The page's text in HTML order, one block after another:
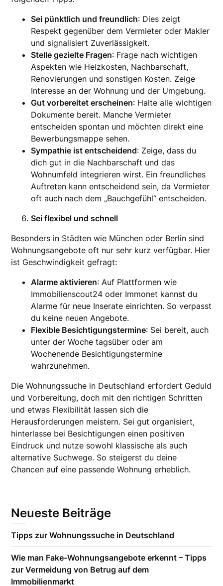
Sei pünktlich und freundlich: Dies zeigt
Respekt gegenüber dem Vermieter oder Makler
und signalisiert Zuverlässigkeit.
Stelle gezielte Fragen: Frage nach wichtigen
Aspekten wie Heizkosten, Nachbarschaft,
Renovierungen und sonstigen Kosten. Zeige
Interesse an der Wohnung und der Umgebung.
Gut vorbereitet erscheinen: Halte alle wichtigen
Dokumente bereit. Manche Vermieter
entscheiden spontan und möchten direkt eine
Bewerbungsmappe sehen.
Sympathie ist entscheidend: Zeige, dass du
dich gut in die Nachbarschaft und das
Wohnumfeld integrieren wirst. Ein freundliches
Auftreten kann entscheidend sein, da Vermieter
oft auch nach dem „Bauchgefühl“ entscheiden.
Sei flexibel und schnell
Besonders in Städten wie München oder Berlin sind
Wohnungsangebote oft nur sehr kurz verfügbar. Hier
ist Geschwindigkeit gefragt:
Alarme aktivieren: Auf Plattformen wie
Immobilienscout24 oder Immonet kannst du
Alarme für neue Inserate einrichten. So verpasst
du keine neuen Angebote.
Flexible Besichtigungstermine: Sei bereit, auch
unter der Woche tagsüber oder am
Wochenende Besichtigungstermine
wahrzunehmen.
Die Wohnungssuche in Deutschland erfordert Geduld
und Vorbereitung, doch mit den richtigen Schritten
und etwas Flexibilität lassen sich die
Herausforderungen meistern. Sei gut organisiert,
hinterlasse bei Besichtigungen einen positiven
Eindruck und nutze sowohl klassische als auch
alternative Suchwege. So steigerst du deine
Chancen auf eine passende Wohnung erheblich.
Neueste Beiträge
Tipps zur Wohnungssuche in Deutschland
Wie man Fake-Wohnungsangebote erkennt – Tipps
zur Vermeidung von Betrug auf dem
Immobilienmarkt